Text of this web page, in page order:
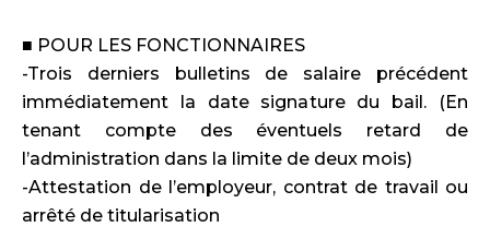
■ POUR LES FONCTIONNAIRES
-Trois derniers bulletins de salaire précédent
immédiatement la date signature du bail. (En
tenant compte des éventuels retard de
l’administration dans la limite de deux mois)
-Attestation de l’employeur, contrat de travail ou
arrêté de titularisation